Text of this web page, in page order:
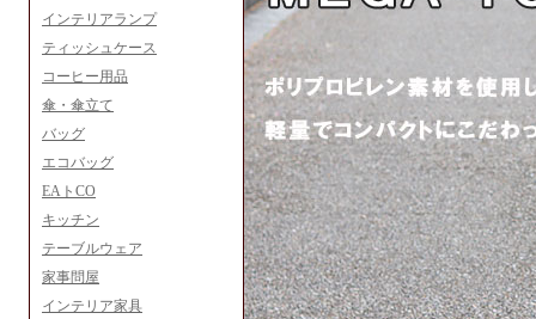
インテリアランプ
ティッシュケース
コーヒー用品
傘・傘立て
バッグ
エコバッグ
EAトCO
キッチン
テーブルウェア
家事問屋
インテリア家具